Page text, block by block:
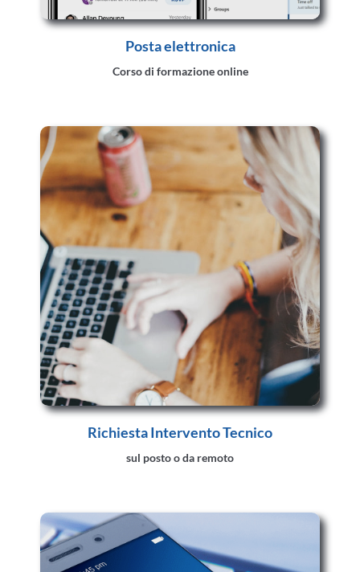
Posta elettronica
Corso di formazione online
Richiesta Intervento Tecnico
sul posto o da remoto